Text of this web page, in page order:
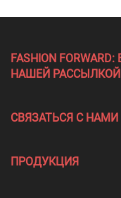
FASHION
НАШЕЙ РАССЫЛКОЙ
СВЯЗАТЬСЯ С НАМИ
ПРОДУКЦИЯ